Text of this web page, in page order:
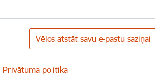
Vēlos atstāt savu e-pastu saziņai
Privātuma politika